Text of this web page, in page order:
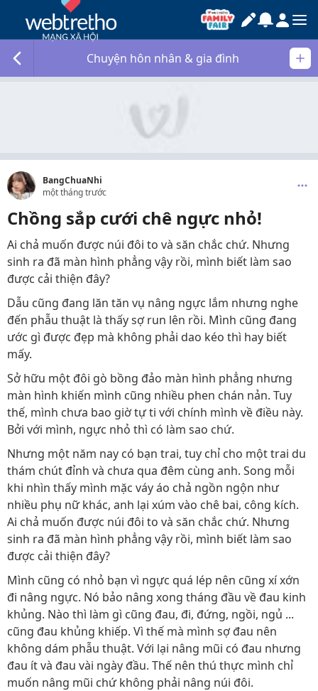
Chuyện hôn nhân & gia đình
BangChuaNhi
một tháng trước
Chồng sắp cưới chê ngực nhỏ!
Ai chả muốn được núi đôi to và săn chắc chứ. Nhưng
sinh ra đã màn hình phẳng vậy rồi, mình biết làm sao
được cải thiện đây?
Dẫu cũng đang lăn tăn vụ nâng ngực lắm nhưng nghe
đến phẫu thuật là thấy sợ run lên rồi. Mình cũng đang
ước gì được đẹp mà không phải dao kéo thì hay biết
mấy.
Sở hữu một đôi gò bồng đảo màn hình phẳng nhưng
màn hình khiến mình cũng nhiều phen chán nản. Tuy
thế, mình chưa bao giờ tự ti với chính mình về điều này.
Bởi với mình, ngực nhỏ thì có làm sao chứ.
Nhưng một năm nay có bạn trai, tuy chỉ cho một trai du
thám chút đỉnh và chưa qua đêm cùng anh. Song mỗi
khi nhìn thấy mình mặc váy áo chả ngồn ngộn như
nhiều phụ nữ khác, anh lại xúm vào chê bai, công kích.
Ai chả muốn được núi đôi to và săn chắc chứ. Nhưng
sinh ra đã màn hình phẳng vậy rồi, mình biết làm sao
được cải thiện đây?
Mình cũng có nhỏ bạn vì ngực quá lép nên cũng xí xớn
đi nâng ngực. Nó bảo nâng xong tháng đầu về đau kinh
khủng. Nào thì làm gì cũng đau, đi, đứng, ngồi, ngủ ...
cũng đau khủng khiếp. Vì thế mà mình sợ đau nên
không dám phẫu thuật. Với lại nâng mũi có đau nhưng
đau ít và đau vài ngày đầu. Thế nên thú thực mình chỉ
muốn nâng mũi chứ không phải nâng núi đôi.